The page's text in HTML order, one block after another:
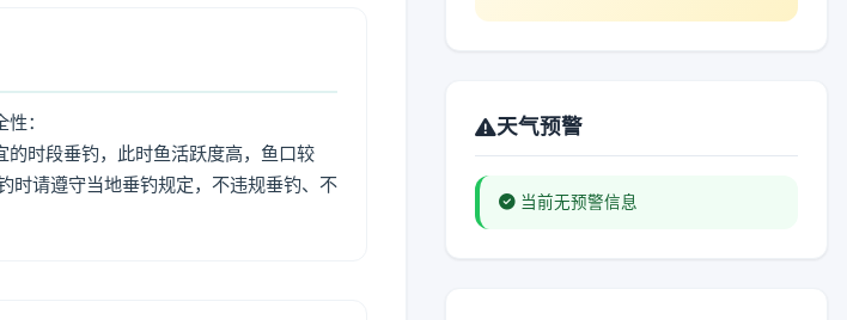
：
时段垂钓，此时鱼活跃度高，鱼口较
时请遵守当地垂钓规定，不违规垂钓、不
天气预警
当前无预警信息